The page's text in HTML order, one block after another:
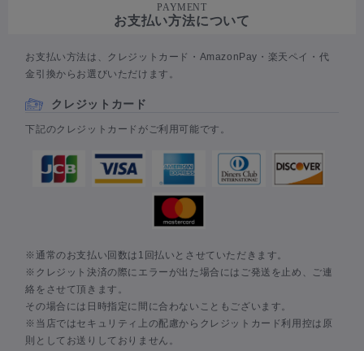
PAYMENT
お支払い方法について
お支払い方法は、クレジットカード・AmazonPay・楽天ペイ・代
金引換からお選びいただけます。
クレジットカード
下記のクレジットカードがご利用可能です。
※通常のお支払い回数は1回払いとさせていただきます。
※クレジット決済の際にエラーが出た場合にはご発送を止め、ご連
絡をさせて頂きます。
その場合には日時指定に間に合わないこともございます。
※当店ではセキュリティ上の配慮からクレジットカード利用控は原
則としてお送りしておりません。